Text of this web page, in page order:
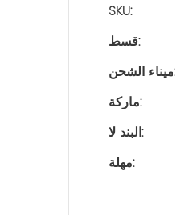
SKU:
قسط:
ميناء الشحن:
ماركة:
البند لا:
مهلة: